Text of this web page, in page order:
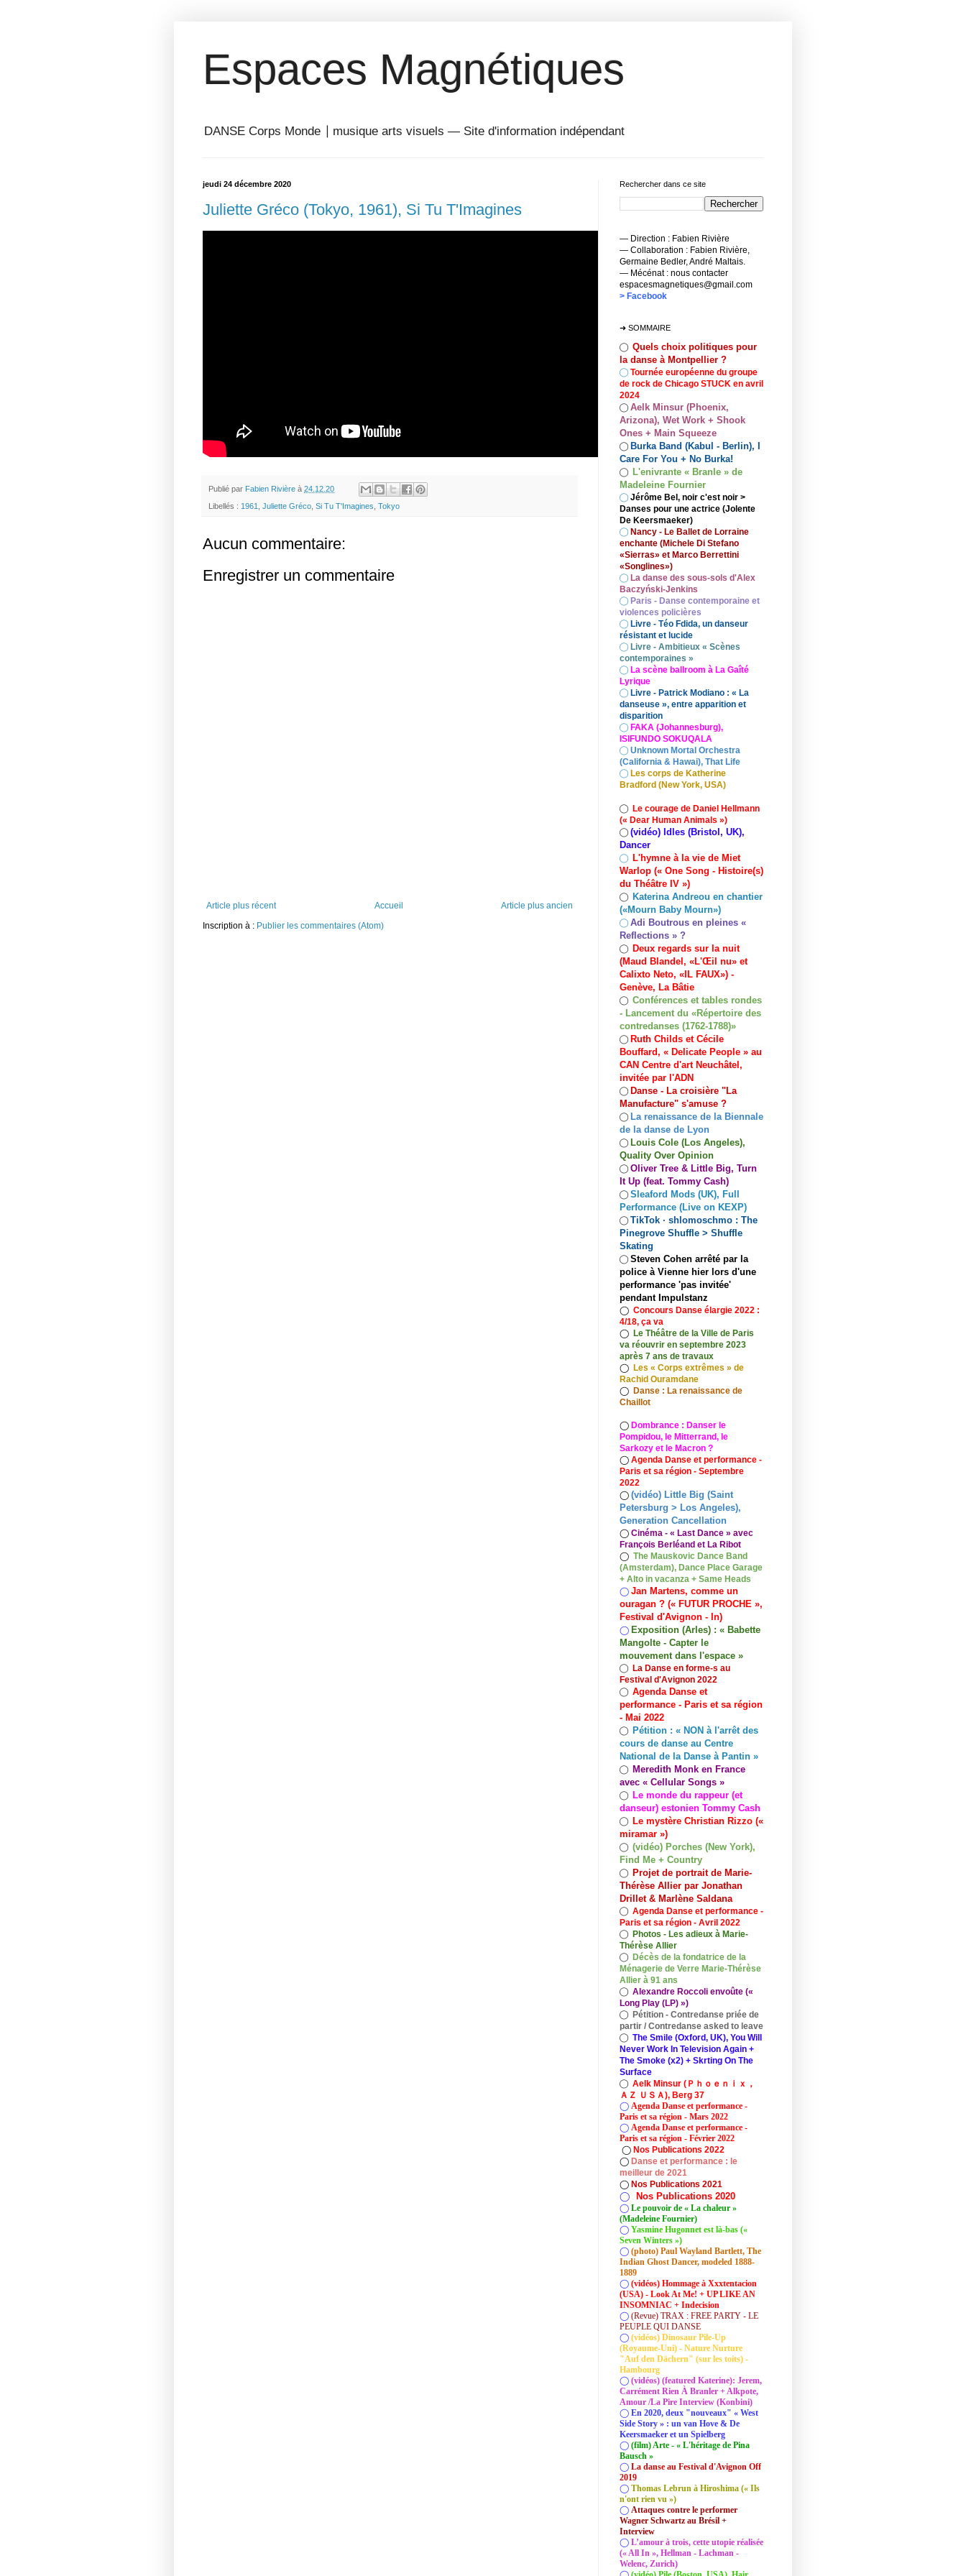
Espaces Magnétiques
DANSE Corps Monde ⎥ musique arts visuels — Site d'information indépendant
jeudi 24 décembre 2020
Juliette Gréco (Tokyo, 1961), Si Tu T'Imagines
Publié par Fabien Rivière à 24.12.20
Libellés : 1961, Juliette Gréco, Si Tu T'Imagines, Tokyo
Aucun commentaire:
Enregistrer un commentaire
Article plus récent Article plus ancien
Accueil
Inscription à : Publier les commentaires (Atom)
Rechercher dans ce site
— Direction : Fabien Rivière
— Collaboration : Fabien Rivière,
Germaine Bedler, André Maltais.
— Mécénat : nous contacter
espacesmagnetiques@gmail.com
> Facebook
➜ SOMMAIRE
◯ Quels choix politiques pour
la danse à Montpellier ?
◯ Tournée européenne du groupe
de rock de Chicago STUCK en avril
2024
◯ Aelk Minsur (Phoenix,
Arizona), Wet Work + Shook
Ones + Main Squeeze
◯ Burka Band (Kabul - Berlin), I
Care For You + No Burka!
◯ L'enivrante « Branle » de
Madeleine Fournier
◯ Jérôme Bel, noir c'est noir >
Danses pour une actrice (Jolente
De Keersmaeker)
◯ Nancy - Le Ballet de Lorraine
enchante (Michele Di Stefano
«Sierras» et Marco Berrettini
«Songlines»)
◯ La danse des sous-sols d'Alex
Baczyński-Jenkins
◯ Paris - Danse contemporaine et
violences policières
◯ Livre - Téo Fdida, un danseur
résistant et lucide
◯ Livre - Ambitieux « Scènes
contemporaines »
◯ La scène ballroom à La Gaîté
Lyrique
◯ Livre - Patrick Modiano : « La
danseuse », entre apparition et
disparition
◯ FAKA (Johannesburg),
ISIFUNDO SOKUQALA
◯ Unknown Mortal Orchestra
(California & Hawai), That Life
◯ Les corps de Katherine
Bradford (New York, USA)
◯ Le courage de Daniel Hellmann
(« Dear Human Animals »)
◯ (vidéo) Idles (Bristol, UK),
Dancer
◯ L'hymne à la vie de Miet
Warlop (« One Song - Histoire(s)
du Théâtre IV »)
◯ Katerina Andreou en chantier
(«Mourn Baby Mourn»)
◯ Adi Boutrous en pleines «
Reflections » ?
◯ Deux regards sur la nuit
(Maud Blandel, «L'Œil nu» et
Calixto Neto, «IL FAUX») -
Genève, La Bâtie
◯ Conférences et tables rondes
- Lancement du «Répertoire des
contredanses (1762-1788)»
◯ Ruth Childs et Cécile
Bouffard, « Delicate People » au
CAN Centre d'art Neuchâtel,
invitée par l'ADN
◯ Danse - La croisière "La
Manufacture" s'amuse ?
◯ La renaissance de la Biennale
de la danse de Lyon
◯ Louis Cole (Los Angeles),
Quality Over Opinion
◯ Oliver Tree & Little Big, Turn
It Up (feat. Tommy Cash)
◯ Sleaford Mods (UK), Full
Performance (Live on KEXP)
◯ TikTok · shlomoschmo : The
Pinegrove Shuffle > Shuffle
Skating
◯ Steven Cohen arrêté par la
police à Vienne hier lors d'une
performance 'pas invitée'
pendant Impulstanz
◯ Concours Danse élargie 2022 :
4/18, ça va
◯ Le Théâtre de la Ville de Paris
va réouvrir en septembre 2023
après 7 ans de travaux
◯ Les « Corps extrêmes » de
Rachid Ouramdane
◯ Danse : La renaissance de
Chaillot
◯ Dombrance : Danser le
Pompidou, le Mitterrand, le
Sarkozy et le Macron ?
◯ Agenda Danse et performance -
Paris et sa région - Septembre
2022
◯ (vidéo) Little Big (Saint
Petersburg > Los Angeles),
Generation Cancellation
◯ Cinéma - « Last Dance » avec
François Berléand et La Ribot
◯ The Mauskovic Dance Band
(Amsterdam), Dance Place Garage
+ Alto in vacanza + Same Heads
◯ Jan Martens, comme un
ouragan ? (« FUTUR PROCHE »,
Festival d'Avignon - In)
◯ Exposition (Arles) : « Babette
Mangolte - Capter le
mouvement dans l'espace »
◯ La Danse en forme-s au
Festival d'Avignon 2022
◯ Agenda Danse et
performance - Paris et sa région
- Mai 2022
◯ Pétition : « NON à l'arrêt des
cours de danse au Centre
National de la Danse à Pantin »
◯ Meredith Monk en France
avec « Cellular Songs »
◯ Le monde du rappeur (et
danseur) estonien Tommy Cash
◯ Le mystère Christian Rizzo («
miramar »)
◯ (vidéo) Porches (New York),
Find Me + Country
◯ Projet de portrait de Marie-
Thérèse Allier par Jonathan
Drillet & Marlène Saldana
◯ Agenda Danse et performance -
Paris et sa région - Avril 2022
◯ Photos - Les adieux à Marie-
Thérèse Allier
◯ Décès de la fondatrice de la
Ménagerie de Verre Marie-Thérèse
Allier à 91 ans
◯ Alexandre Roccoli envoûte («
Long Play (LP) »)
◯ Pétition - Contredanse priée de
partir / Contredanse asked to leave
◯ The Smile (Oxford, UK), You Will
Never Work In Television Again +
The Smoke (x2) + Skrting On The
Surface
◯ Aelk Minsur (Ｐｈｏｅｎｉｘ，
ＡＺ ＵＳＡ), Berg 37
◯ Agenda Danse et performance -
Paris et sa région - Mars 2022
◯ Agenda Danse et performance -
Paris et sa région - Février 2022
◯ Nos Publications 2022
◯ Danse et performance : le
meilleur de 2021
◯ Nos Publications 2021
◯ Nos Publications 2020
◯ Le pouvoir de « La chaleur »
(Madeleine Fournier)
◯ Yasmine Hugonnet est là-bas («
Seven Winters »)
◯ (photo) Paul Wayland Bartlett, The
Indian Ghost Dancer, modeled 1888-
1889
◯ (vidéos) Hommage à Xxxtentacion
(USA) - Look At Me! + UP LIKE AN
INSOMNIAC + Indecision
◯ (Revue) TRAX : FREE PARTY - LE
PEUPLE QUI DANSE
◯ (vidéos) Dinosaur Pile-Up
(Royaume-Uni) - Nature Nurture
"Auf den Dächern" (sur les toits) -
Hambourg
◯ (vidéos) (featured Katerine): Jerem,
Carrément Rien À Branler + Alkpote,
Amour /La Pire Interview (Konbini)
◯ En 2020, deux "nouveaux" « West
Side Story » : un van Hove & De
Keersmaeker et un Spielberg
◯ (film) Arte - « L'héritage de Pina
Bausch »
◯ La danse au Festival d'Avignon Off
2019
◯ Thomas Lebrun à Hiroshima (« Ils
n'ont rien vu »)
◯ Attaques contre le performer
Wagner Schwartz au Brésil +
Interview
◯ L’amour à trois, cette utopie réalisée
(« All In », Hellman - Lachman -
Welenc, Zurich)